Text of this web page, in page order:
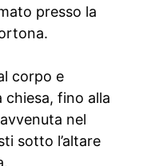
presso la
corpo e
chiesa, fino alla
nel
sotto l’altare